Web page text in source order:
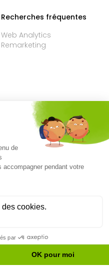
Recherches fréquentes
Web Analytics
Remarketing
Référenceur
Op der Haart, 28
9999 Wemperhardt
Luxembourg
20 60 04 04